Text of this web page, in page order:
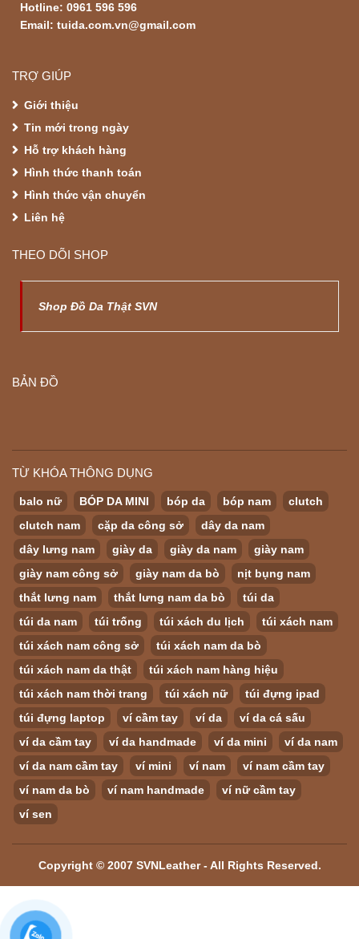
Hotline: 0961 596 596
Email: tuida.com.vn@gmail.com
TRỢ GIÚP
Giới thiệu
Tin mới trong ngày
Hỗ trợ khách hàng
Hình thức thanh toán
Hình thức vận chuyển
Liên hệ
THEO DÕI SHOP
Shop Đồ Da Thật SVN
BẢN ĐỒ
TỪ KHÓA THÔNG DỤNG
balo nữ BÓP DA MINI bóp da bóp nam
clutch
clutch nam
cặp da công sở
dây da nam
dây lưng nam
giày da giày da nam
giày nam
giày nam công sở
giày nam da bò
nịt bụng nam
thắt lưng nam
thắt lưng nam da bò
túi da
túi da nam
túi trống túi xách du lịch
túi xách nam
túi xách nam công sở
túi xách nam da bò
túi xách nam da thật
túi xách nam hàng hiệu
túi xách nam thời trang
túi xách nữ
túi đựng ipad
túi đựng laptop
ví cầm tay ví da
ví da cá sấu
ví da cầm tay
ví da handmade ví da mini
ví da nam
ví da nam cầm tay
ví mini ví nam
ví nam cầm tay
ví nam da bò
ví nam handmade
ví nữ cầm tay
ví sen
Copyright © 2007 SVNLeather - All Rights Reserved.